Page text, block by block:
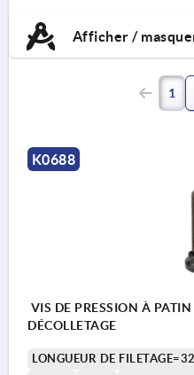
Afficher /
1
K0688
VIS DE PRESSION À
DÉCOLLETAGE
LONGUEUR DE FILETAGE=32